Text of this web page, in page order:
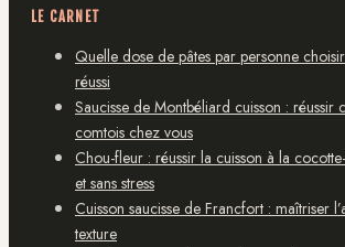
LE CARNET
Quelle dose de pâtes par personne
réussi
Saucisse de Montbéliard cuisson : réussir
comtois chez vous
Chou-fleur : réussir la cuisson à la
et sans stress
Cuisson saucisse de Francfort : maîtriser
texture